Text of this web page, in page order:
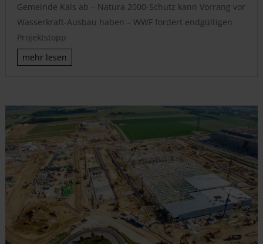
Gemeinde Kals ab – Natura 2000-Schutz kann Vorrang vor
Wasserkraft-Ausbau haben – WWF fordert endgültigen
Projektstopp
mehr lesen